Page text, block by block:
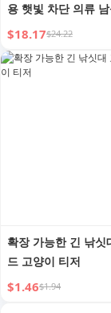
용 햇빛 차단 의류
단 야외 시원한 느낌
통기성 낚시 아우터웨
$18.17$24.22
확장 가능한 긴 낚싯
드 고양이 티저
$1.46$1.94